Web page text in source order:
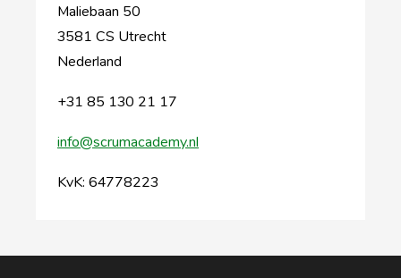
Maliebaan 50
3581 CS Utrecht
Nederland
+31 85 130 21 17
info@scrumacademy.nl
KvK: 64778223